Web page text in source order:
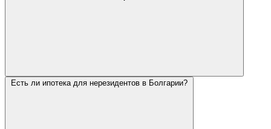
Есть ли ипотека для нерезидентов в Болгарии?